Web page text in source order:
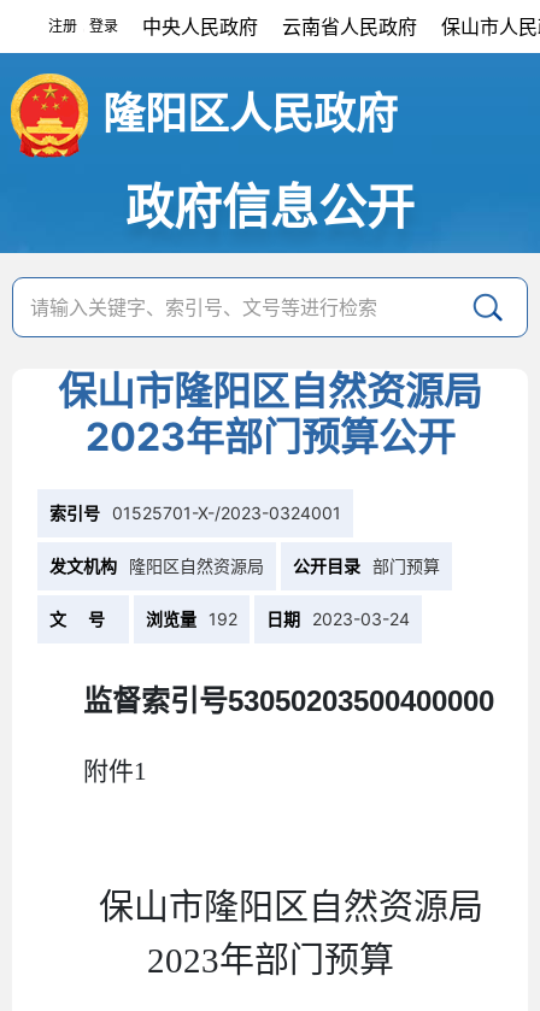
注册 登录 中央人民政府 云南省人民政府 保山市人
隆阳区人民政府
政府信息公开
保山市隆阳区自然资源局
2023年部门预算公开
索引号 01525701-X-/2023-0324001
发文机构 隆阳区自然资源局 公开目录 部门预算
文 号 浏览量 192 日期 2023-03-24
监督索引号53050203500400000
附件1
保山市隆阳区自然资源局
2023年部门 预算